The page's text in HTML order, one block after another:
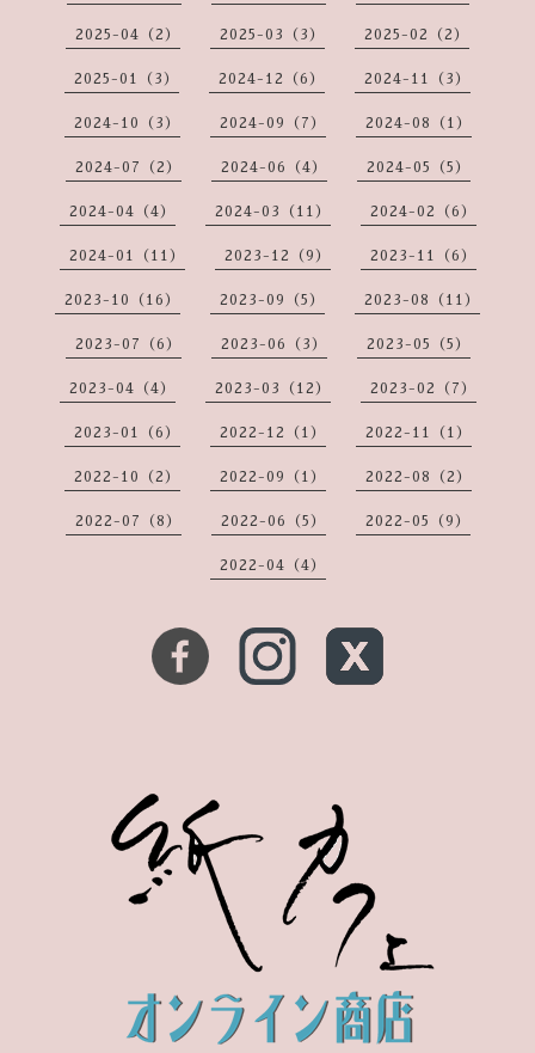
2025-04（2） 2025-03（3） 2025-02（2）
2025-01（3） 2024-12（6） 2024-11（3）
2024-10（3） 2024-09（7） 2024-08（1）
2024-07（2） 2024-06（4） 2024-05（5）
2024-04（4） 2024-03（11） 2024-02（6）
2024-01（11） 2023-12（9） 2023-11（6）
2023-10（16） 2023-09（5） 2023-08（11）
2023-07（6） 2023-06（3） 2023-05（5）
2023-04（4） 2023-03（12） 2023-02（7）
2023-01（6） 2022-12（1） 2022-11（1）
2022-10（2） 2022-09（1） 2022-08（2）
2022-07（8） 2022-06（5） 2022-05（9）
2022-04（4）